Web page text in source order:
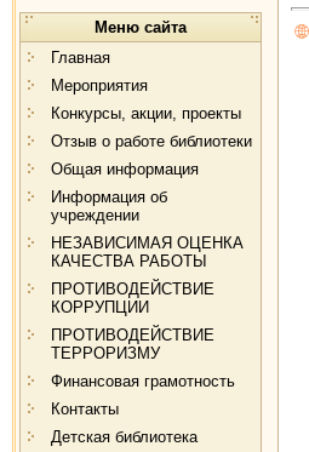
Меню сайта
Главная
Мероприятия
Конкурсы, акции, проекты
Отзыв о работе библиотеки
Общая информация
Информация об
учреждении
НЕЗАВИСИМАЯ ОЦЕНКА
КАЧЕСТВА РАБОТЫ
ПРОТИВОДЕЙСТВИЕ
КОРРУПЦИИ
ПРОТИВОДЕЙСТВИЕ
ТЕРРОРИЗМУ
Финансовая грамотность
Контакты
Детская библиотека